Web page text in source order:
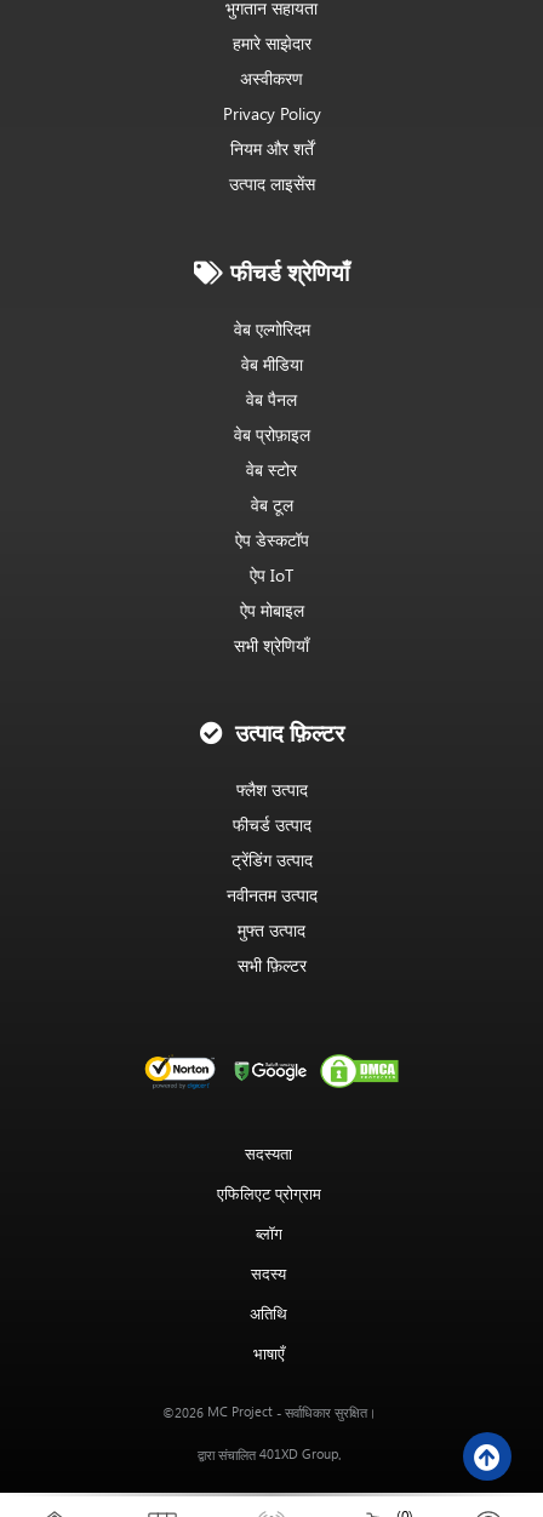
भुगतान सहायता
हमारे साझेदार
अस्वीकरण
Privacy Policy
नियम और शर्तें
उत्पाद लाइसेंस
फीचर्ड श्रेणियाँ
वेब एल्गोरिदम
वेब मीडिया
वेब पैनल
वेब प्रोफ़ाइल
वेब स्टोर
वेब टूल
ऐप डेस्कटॉप
ऐप IoT
ऐप मोबाइल
सभी श्रेणियाँ
उत्पाद फ़िल्टर
फ्लैश उत्पाद
फीचर्ड उत्पाद
ट्रेंडिंग उत्पाद
नवीनतम उत्पाद
मुफ्त उत्पाद
सभी फ़िल्टर
सदस्यता
एफिलिएट प्रोग्राम
ब्लॉग
सदस्य
अतिथि
भाषाएँ
©2026 MC Project - सर्वाधिकार सुरक्षित।
द्वारा संचालित401XD Group.